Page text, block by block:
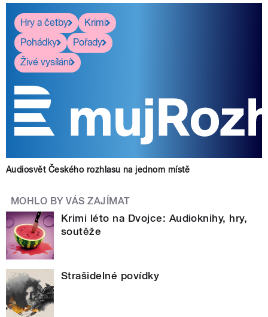
Hry a četby
Krimi
Pohádky
Pořady
Živé vysílání
Audiosvět Českého rozhlasu na jednom místě
MOHLO BY VÁS ZAJÍMAT
Krimi léto na Dvojce: Audioknihy, hry,
soutěže
Strašidelné povídky